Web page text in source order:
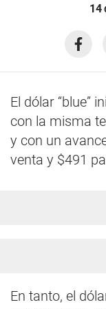
14
El dólar “blue”
con la misma
y con un
venta y $491
En tanto, el